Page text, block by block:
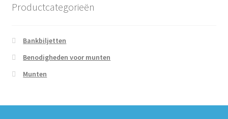
Productcategorieën
Bankbiljetten
Benodigheden voor munten
Munten